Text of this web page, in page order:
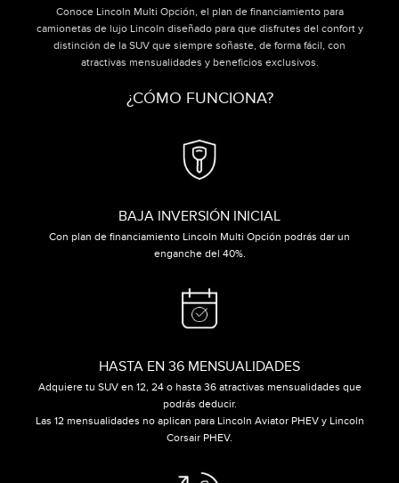
Conoce Lincoln Multi Opción, el plan de financiamiento para
camionetas de lujo Lincoln diseñado para que disfrutes del confort y
distinción de la SUV que siempre soñaste, de forma fácil, con
atractivas mensualidades y beneficios exclusivos.
¿CÓMO FUNCIONA?
BAJA INVERSIÓN INICIAL
Con plan de financiamiento Lincoln Multi Opción podrás dar un
enganche del 40%.
HASTA EN 36 MENSUALIDADES
Adquiere tu SUV en 12, 24 o hasta 36 atractivas mensualidades que
podrás deducir.
Las 12 mensualidades no aplican para Lincoln Aviator PHEV y Lincoln
Corsair PHEV.